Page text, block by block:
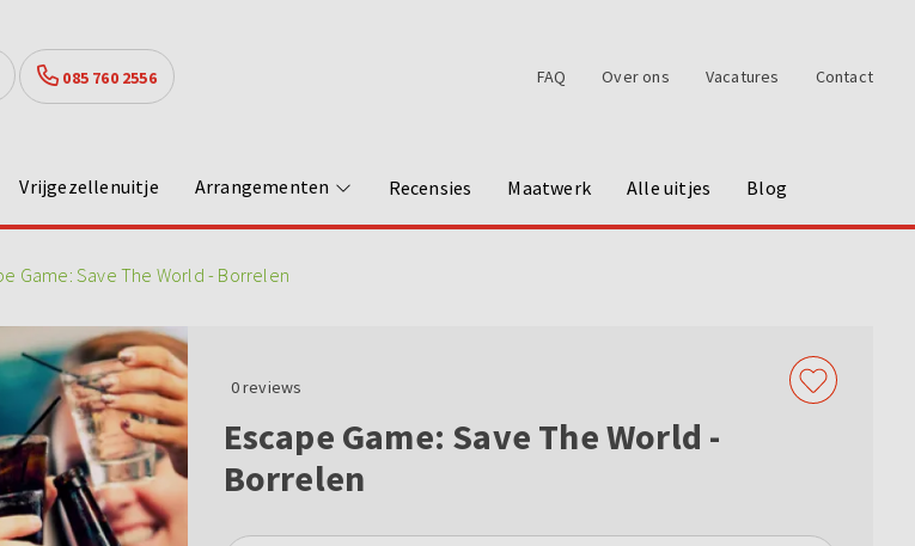
085 760 2556 FAQ Over ons Vacatures Contact
Vrijgezellenuitje Arrangementen Recensies Maatwerk Alle uitjes Blog
Game: Save The World - Borrelen
0reviews
Escape Game: Save The World -
Borrelen